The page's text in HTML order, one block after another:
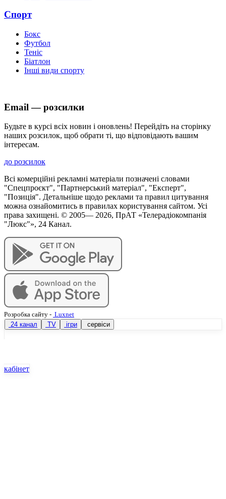
Спорт
Бокс
Футбол
Теніс
Біатлон
Інші види спорту
Email — розсилки
Будьте в курсі всіх новин і оновлень! Перейдіть на сторінку
наших розсилок, щоб обрати ті, що відповідають вашим
інтересам.
до розсилок
Всі комерційні рекламні матеріали позначені словами
"Спецпроєкт", "Партнерський матеріал", "Експерт",
"Позиція". Детальніше щодо реклами та правил цитування
можна ознайомитись в правилах користування сайтом. Усі
права захищені. © 2005— 2026, ПрАТ «Телерадіокомпанія
"Люкс"», 24 Канал.
Розробка сайту - Luxnet
24 канал
TV ігри сервіси
кабінет